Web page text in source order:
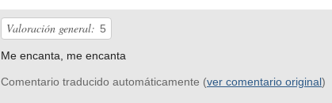
Valoración general: 5
Me encanta, me encanta
Comentario traducido automáticamente (ver comentario original)